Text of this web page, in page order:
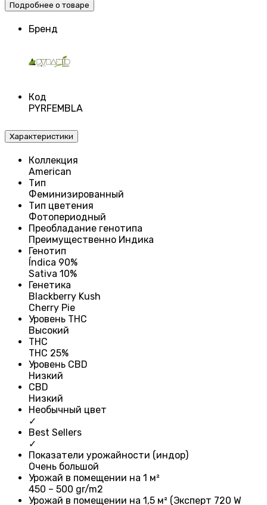
Подробнее о товаре
Бренд
Код
PYRFEMBLA
Характеристики
Коллекция
American
Тип
Феминизированный
Тип цветения
Фотопериодный
Преобладание генотипа
Преимущественно Индика
Генотип
Índica 90%
Sativa 10%
Генетика
Blackberry Kush
Cherry Pie
Уровень THC
Высокий
THC
THC 25%
Уровень CBD
Низкий
CBD
Низкий
Необычный цвет
✓
Best Sellers
✓
Показатели урожайности (индор)
Очень большой
Урожай в помещении на 1 м²
450 – 500 gr/m2
Урожай в помещении на 1,5 м² (Эксперт 720 W